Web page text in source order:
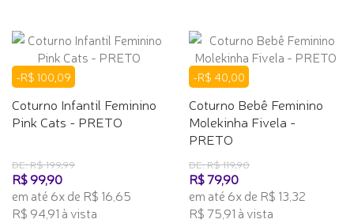
-R$ 100,09
Coturno Infantil Feminino
Pink Cats - PRETO
DE: R$ 199,99
R$ 99,90
em até 6x de R$ 16,65
R$ 94,91 à vista
-R$ 40,00
Coturno Bebê Feminino
Molekinha Fivela -
PRETO
DE: R$ 119,90
R$ 79,90
em até 6x de R$ 13,32
R$ 75,91 à vista